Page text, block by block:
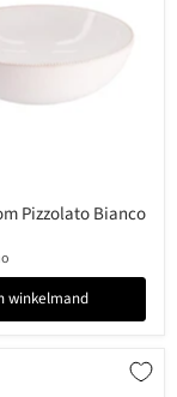
Pizzolato Bianco
winkelmand